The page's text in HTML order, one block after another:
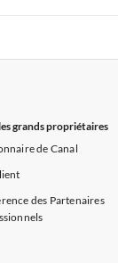
Appartements
grands propriétaires
de Canal
des Partenaires